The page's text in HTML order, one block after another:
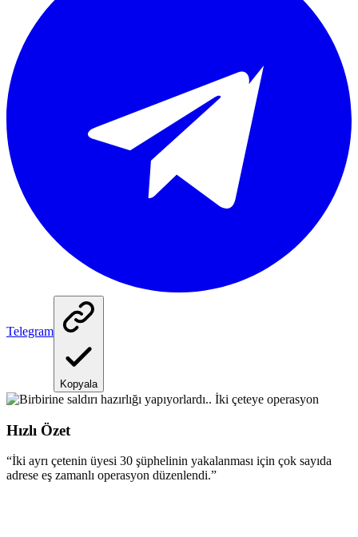
Telegram
Kopyala
Hızlı Özet
“İki ayrı çetenin üyesi 30 şüphelinin yakalanması için çok sayıda
adrese eş zamanlı operasyon düzenlendi.”